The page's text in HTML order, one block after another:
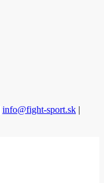
info@fight-sport.sk |